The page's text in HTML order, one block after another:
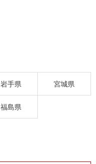
岩手県 宮城県
福島県